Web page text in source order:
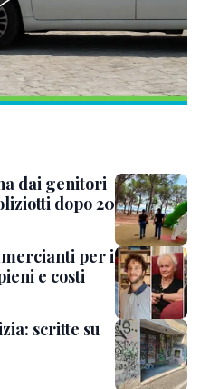
dai genitori
dopo 20
per i
e costi
scritte su